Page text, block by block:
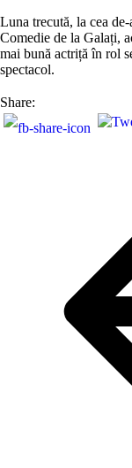
Luna trecută, la cea
Comedie de la Galați,
mai bună actriță în rol
spectacol.
Share: